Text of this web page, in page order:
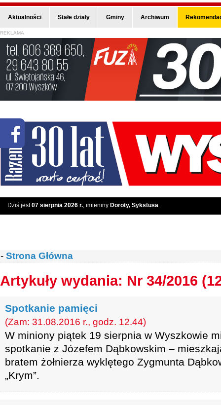
Aktualności Stałe działy Gminy Archiwum
REKLAMA
Dziś jest07 sierpnia 2026 r., imieniny Doroty, Sykstusa
- Strona Główna
Artykuły wydania: Nr 34/2016
Spotkanie pamięci
(Zam: 31.08.2016 r., godz. 12.44)
W miniony piątek 19 sierpnia w Wyszkowie
spotkanie z Józefem Dąbkowskim –
bratem żołnierza wyklętego Zygmunta
„Krym”.